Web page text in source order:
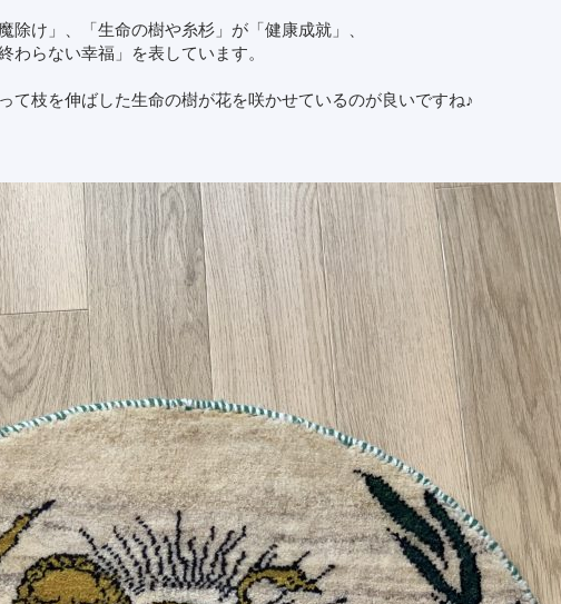
除け」、「生命の樹や糸杉」が「健康成就」、
わらない幸福」を表しています。
て枝を伸ばした生命の樹が花を咲かせているのが良いですね♪